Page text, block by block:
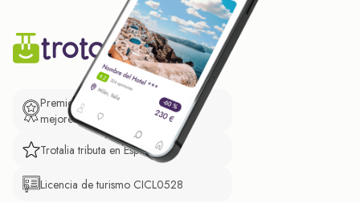
Premio de El Confidencial a las
mejores prácticas empresariales.
Trotalia tributa en España
Licencia de turismo CICL0528